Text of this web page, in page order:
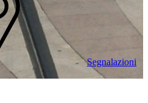
Segnalazioni